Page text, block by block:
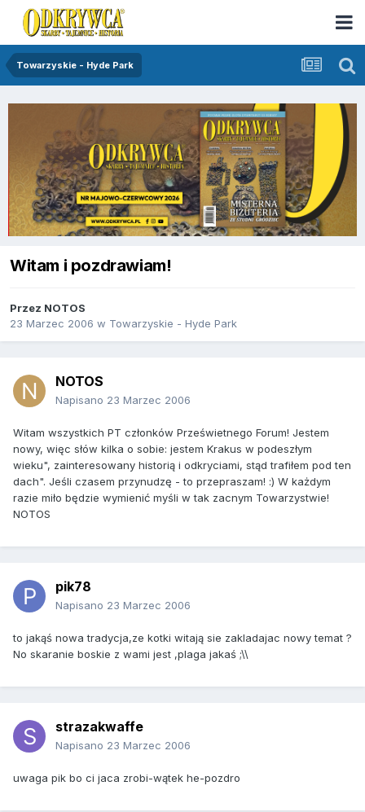
Towarzyskie - Hyde Park
Witam i pozdrawiam!
Przez NOTOS
23 Marzec 2006 w Towarzyskie - Hyde Park
NOTOS
Napisano 23 Marzec 2006
Witam wszystkich PT członków Prześwietnego Forum! Jestem
nowy, więc słów kilka o sobie: jestem Krakus w podeszłym
wieku", zainteresowany historią i odkryciami, stąd trafiłem pod ten
dach". Jeśli czasem przynudzę - to przepraszam! :) W każdym
razie miło będzie wymienić myśli w tak zacnym Towarzystwie!
NOTOS
pik78
Napisano 23 Marzec 2006
to jakąś nowa tradycja,ze kotki witają sie zakladajac nowy temat ?
No skaranie boskie z wami jest ,plaga jakaś ;\\
strazakwaffe
Napisano 23 Marzec 2006
uwaga pik bo ci jaca zrobi-wątek he-pozdro